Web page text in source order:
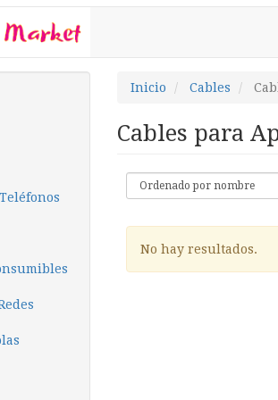
Inicio Cables
Cables para
No hay resultados.